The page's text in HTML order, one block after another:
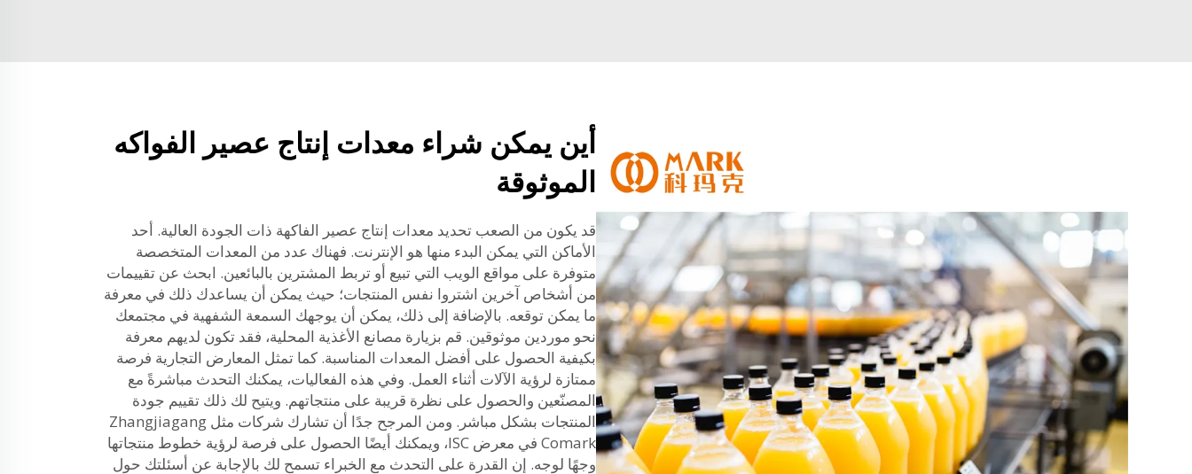
أين يمكن شراء معدات إنتاج عصير الفواكه
الموثوقة
قد يكون من الصعب تحديد معدات إنتاج عصير الفاكهة ذات الجودة العالية. أحد
الأماكن التي يمكن البدء منها هو الإنترنت. فهناك عدد من المعدات المتخصصة
متوفرة على مواقع الويب التي تبيع أو تربط المشترين بالبائعين. ابحث عن تقييمات
من أشخاص آخرين اشتروا نفس المنتجات؛ حيث يمكن أن يساعدك ذلك في معرفة
ما يمكن توقعه. بالإضافة إلى ذلك، يمكن أن يوجهك السمعة الشفهية في مجتمعك
نحو موردين موثوقين. قم بزيارة مصانع الأغذية المحلية، فقد تكون لديهم معرفة
بكيفية الحصول على أفضل المعدات المناسبة. كما تمثل المعارض التجارية فرصة
ممتازة لرؤية الآلات أثناء العمل. وفي هذه الفعاليات، يمكنك التحدث مباشرةً مع
المصنّعين والحصول على نظرة قريبة على منتجاتهم. ويتيح لك ذلك تقييم جودة
المنتجات بشكل مباشر. ومن المرجح جدًا أن تشارك شركات مثل Zhangjiagang
Comark في معرض ISC، ويمكنك أيضًا الحصول على فرصة لرؤية خطوط منتجاتها
وجهًا لوجه. إن القدرة على التحدث مع الخبراء تسمح لك بالإجابة عن أسئلتك حول